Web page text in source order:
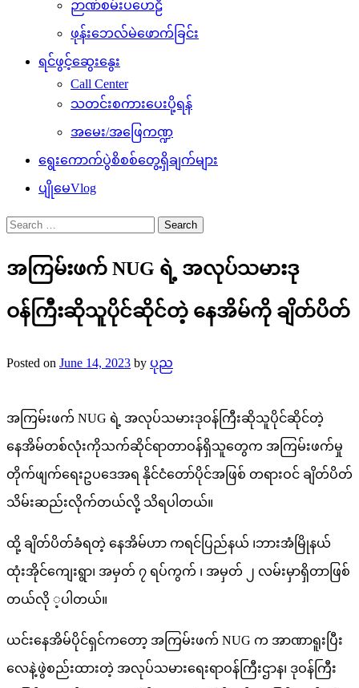
ဉာဏ်စမ်းပဟေဠိ
ဖုန်းဘေလ်မဲဖောက်ခြင်း
ရင်ဖွင့်ဆွေးနွေး
Call Center
သတင်းစကားပေးပို့ရန်
အမေး/အဖြေကဏ္ဍ
ရွေးကောက်ပွဲစိစစ်တွေ့ရှိချက်များ
ပျိုမေVlog
Search
for:
အကြမ်းဖက် NUG ရဲ့ အလုပ်သမားဒု
ဝန်ကြီးဆိုသူပိုင်ဆိုင်တဲ့ နေအိမ်ကို ချိတ်ပိတ်
Posted on June 14, 2023 by ပုည
အကြမ်းဖက် NUG ရဲ့ အလုပ်သမားဒုဝန်ကြီးဆိုသူပိုင်ဆိုင်တဲ့
နေအိမ်တစ်လုံးကိုသက်ဆိုင်ရာတာဝန်ရှိသူတွေက အကြမ်းဖက်မှု
တိုက်ဖျက်ရေးဥပဒေအရ နိုင်ငံတော်ပိုင်အဖြစ် တရားဝင် ချိတ်ပိတ်
သိမ်းဆည်းလိုက်တယ်လို့ သိရပါတယ်။
ထို့ ချိတ်ပိတ်ခံရတဲ့ နေအိမ်ဟာ ကရင်ပြည်နယ် ၊ဘားအံမြိုနယ်
ထုံးအိုင်ကျေးရွာ၊ အမှတ် ၇ ရပ်ကွက် ၊ အမှတ် ၂ လမ်းမှာရှိတာဖြစ်
တယ်လို ့ပါတယ်။
ယင်းနေအိမ်ပိုင်ရှင်ကတော့ အကြမ်းဖက် NUG က အာဏာရူးပြီး
လေနဲ့ဖွဲစည်းထားတဲ့ အလုပ်သမားရေးရာဝန်ကြီးဌာန၊ ဒုဝန်ကြီး